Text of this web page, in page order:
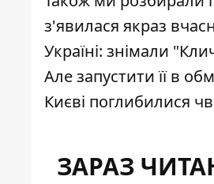
з'явилася якраз
Україні: знімали
Але запустити її в
Києві поглибилися
ЗАРАЗ